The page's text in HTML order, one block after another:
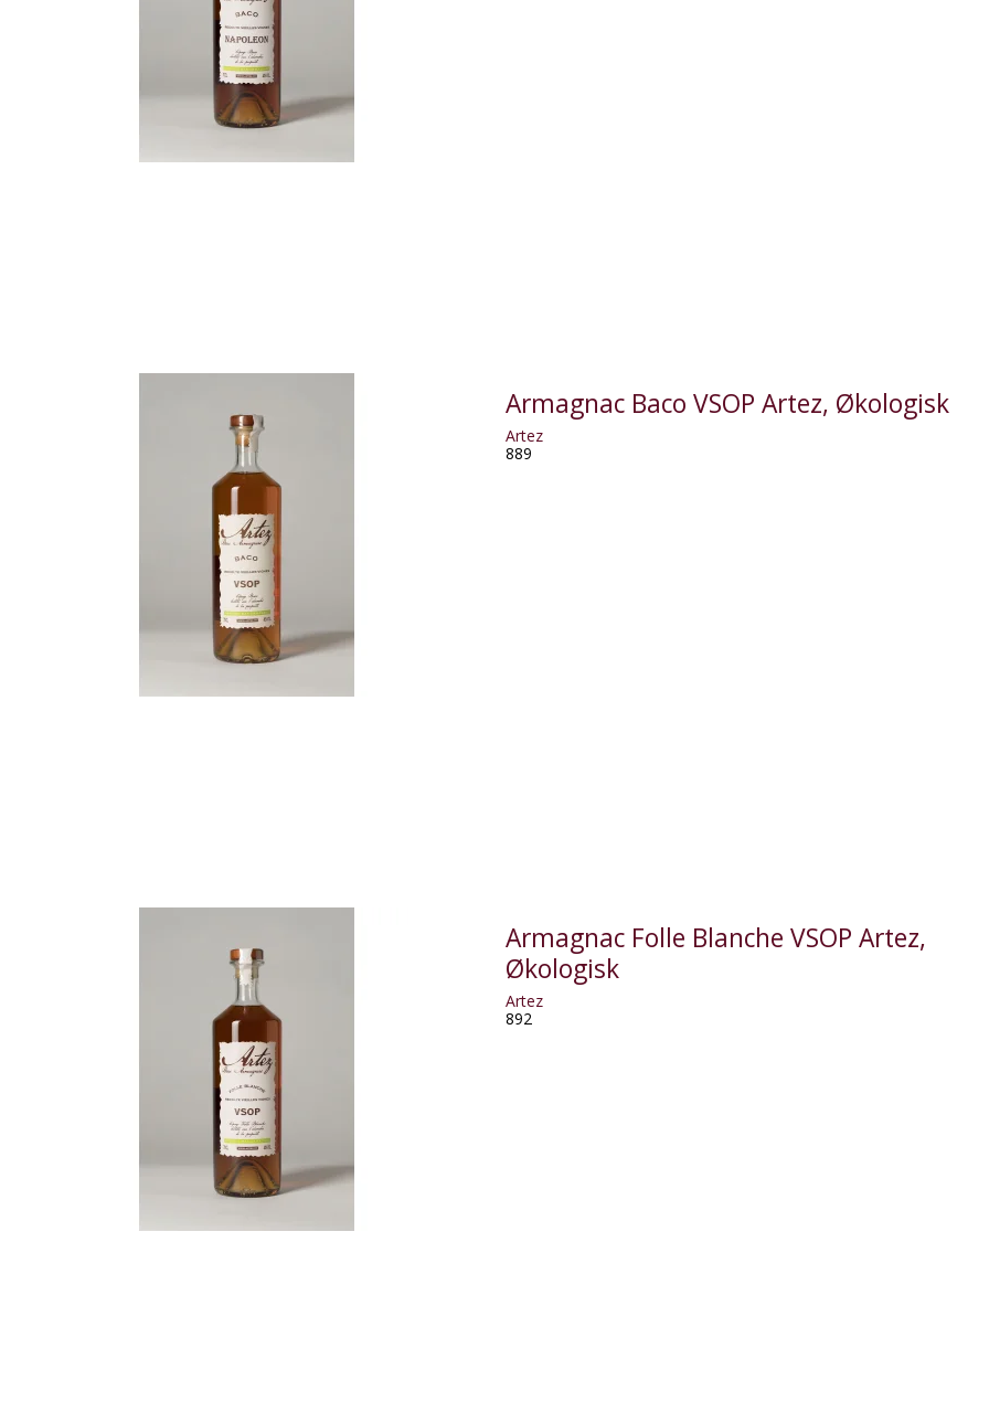
Armagnac Baco VSOP Artez, Økologisk
Artez
889
Armagnac Folle Blanche VSOP Artez,
Økologisk
Artez
892